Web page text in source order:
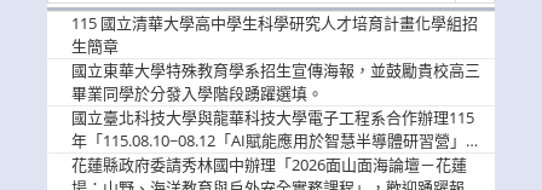
115 國立清華大學高中學生科學研究人才培育計畫化學組招
生簡章
國立東華大學特殊教育學系招生宣傳海報，並鼓勵貴校高三
畢業同學於分發入學階段踴躍選填。
國立臺北科技大學與龍華科技大學電子工程系合作辦理115
年「115.08.10~08.12「AI賦能應用於智慧半導體研習營」，
歡迎學生踴躍報名參加
花蓮縣政府委請秀林國中辦理「2026面山面海論壇－花蓮